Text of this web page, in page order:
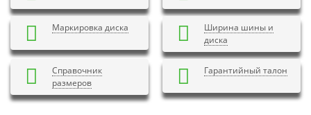
Маркировка диска
Ширина шины и
диска
Справочник
размеров
Гарантийный талон